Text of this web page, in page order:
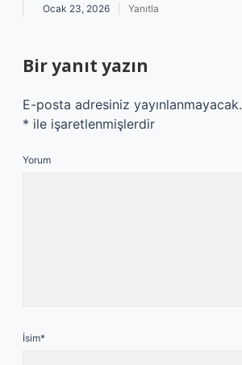
Ocak 23, 2026 Yanıtla
Bir yanıt yazın
E-posta adresiniz yayınlanmayacak.
* ile işaretlenmişlerdir
Yorum
İsim*